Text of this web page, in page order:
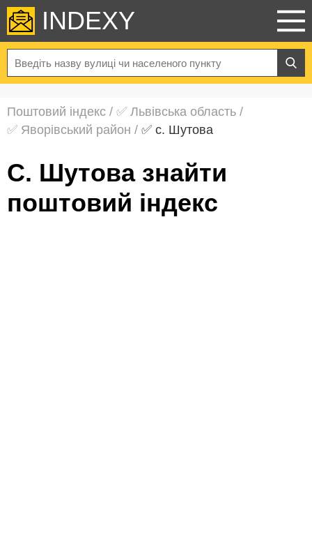
INDEXY
Поштовий індекс / ✅ Львівська область /
✅ Яворівський район / ✅ с. Шутова
с. Шутова знайти
поштовий індекс